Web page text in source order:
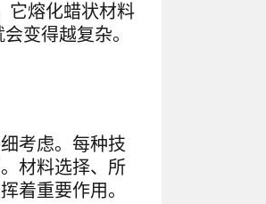
它熔化蜡状材料
变得越复杂。
考虑。每种技
材料选择、所
着重要作用。